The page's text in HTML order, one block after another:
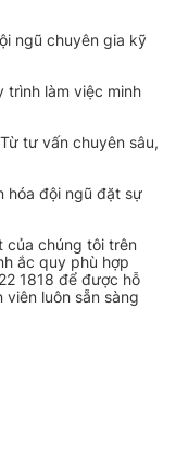
ngũ chuyên gia kỹ
trình làm việc minh
tư vấn chuyên sâu,
hóa đội ngũ đặt sự
của chúng tôi trên
ắc quy phù hợp
1818 để được hỗ
luôn sẵn sàng